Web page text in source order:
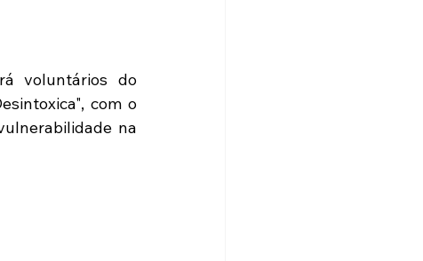
voluntários do
com o
na